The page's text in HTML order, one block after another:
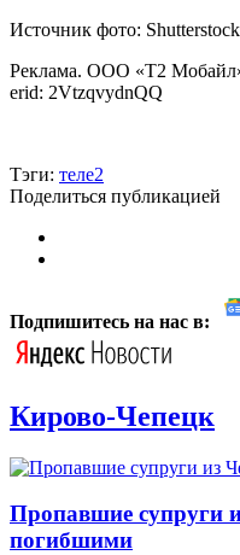
Источник фото:
Реклама. ООО «Т2
erid: 2VtzqvydnQQ
Тэги: теле2
Поделиться публикацией
Подпишитесь на нас в:
Кирово-Чепецк
Пропавшие супруги
погибшими